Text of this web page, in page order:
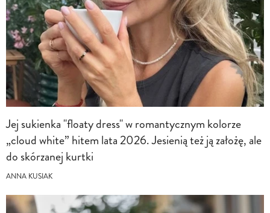
Jej sukienka "floaty dress" w romantycznym kolorze
„cloud white” hitem lata 2026. Jesienią też ją założę, ale
do skórzanej kurtki
ANNA KUSIAK